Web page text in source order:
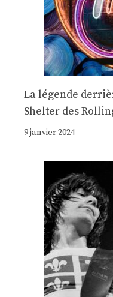
La légende
Shelter des
9 janvier 2024